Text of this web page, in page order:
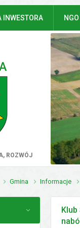
INWESTORA NGO
ROZWÓJ
Gmina Informacje
Klub